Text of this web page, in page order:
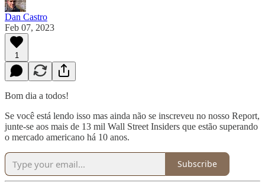
Dan Castro
Feb 07, 2023
1
Bom dia a todos!
Se você está lendo isso mas ainda não se inscreveu no nosso Report,
junte-se aos mais de 13 mil Wall Street Insiders que estão superando
o mercado americano há 10 anos.
Subscribe